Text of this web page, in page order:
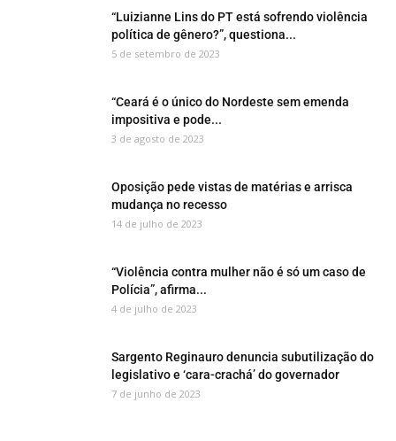
“Luizianne Lins do PT está sofrendo violência
política de gênero?”, questiona...
5 de setembro de 2023
“Ceará é o único do Nordeste sem emenda
impositiva e pode...
3 de agosto de 2023
Oposição pede vistas de matérias e arrisca
mudança no recesso
14 de julho de 2023
“Violência contra mulher não é só um caso de
Polícia”, afirma...
4 de julho de 2023
Sargento Reginauro denuncia subutilização do
legislativo e ‘cara-crachá’ do governador
7 de junho de 2023